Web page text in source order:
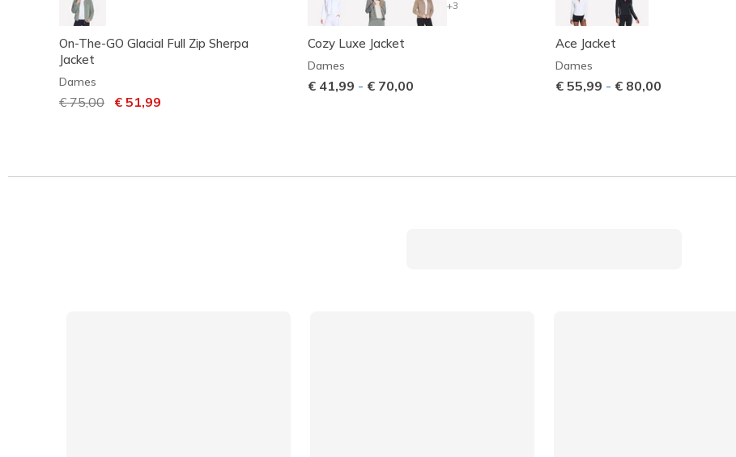
On-The-GO Glacial Full Zip Sherpa
Jacket
Dames
Prijs verlaagd van
€ 75,00 naar
€ 51,99
+3
Cozy Luxe Jacket
Dames
€ 41,99 - € 70,00
Ace Jacket
Dames
€ 55,99 - € 80,00